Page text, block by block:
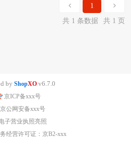
1
共 1 条数据
共 1 页
by ShopXO v6.7.0
京ICP备xxx号
公网安备xxx号
子营业执照亮照
经营许可证：京B2-xxx